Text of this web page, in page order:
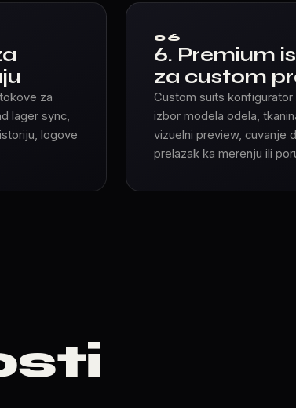
za
lager sync,
logove
06
6. Premium
za custom
Custom suits konfigurator
izbor modela odela,
vizuelni preview, cuvanje
prelazak ka merenju ili